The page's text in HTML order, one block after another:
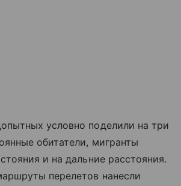
условно поделили на три
обитатели, мигранты
и на дальние расстояния.
перелетов нанесли